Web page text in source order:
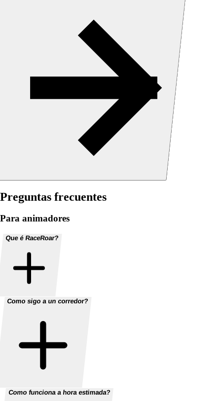
Preguntas frecuentes
Para animadores
Que é RaceRoar?
Como sigo a un corredor?
Como funciona a hora estimada?